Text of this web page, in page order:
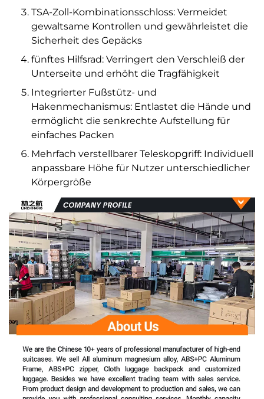
TSA-Zoll-Kombinationsschloss: Vermeidet
gewaltsame Kontrollen und gewährleistet die
Sicherheit des Gepäcks
fünftes Hilfsrad: Verringert den Verschleiß der
Unterseite und erhöht die Tragfähigkeit
Integrierter Fußstütz- und
Hakenmechanismus: Entlastet die Hände und
ermöglicht die senkrechte Aufstellung für
einfaches Packen
Mehrfach verstellbarer Teleskopgriff: Individuell
anpassbare Höhe für Nutzer unterschiedlicher
Körpergröße